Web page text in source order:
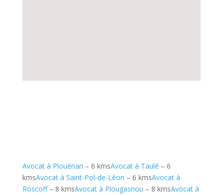
Avocat à Plouénan – 6 kmsAvocat à Taulé – 6
kmsAvocat à Saint-Pol-de-Léon – 6 kmsAvocat à
Roscoff– 8 kmsAvocat à Plougasnou – 8 kmsAvocat à